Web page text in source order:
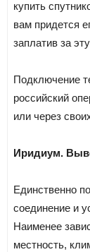
купить
вам придется
заплатив за
Подключение
российский
или через
Иридиум.
Единственно
соединение и
Наименее
местность,